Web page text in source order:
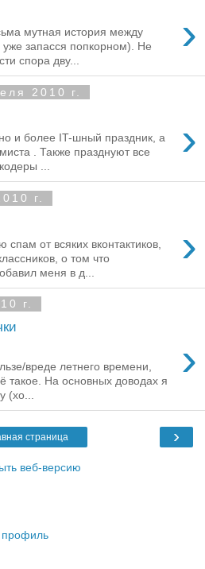
›
мутная история между
запасся попкорном). Не
спора дву...
2010 г.
›
и более IT-шный праздник, а
. Также празднуют все
...
г.
›
от всяких вконтактиков,
о том что
меня в д...
г.
›
вреде летнего времени,
такое. На основных доводах я
(хо...
›
страница
веб-версию
профиль